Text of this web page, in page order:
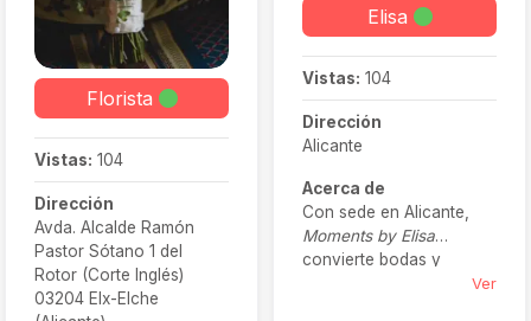
Florista
Vistas: 104
Dirección
Avda. Alcalde Ramón
Pastor Sótano 1 del
Rotor (Corte Inglés)
03204 Elx-Elche
Elisa
Vistas: 104
Dirección
Alicante
Acerca de
Con sede en Alicante,
Moments by Elisa
convierte bodas y
eventos en experiencias
Ver